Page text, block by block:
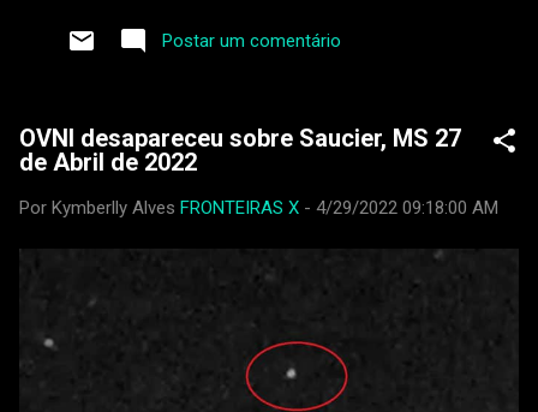
padrões frouxos na fábrica da empresa em Wichita, Kansas.
Ele acusou um fornecedor da Boeing de ignorar defeitos na
peças para a Boeing, chamada Spirit AeroSystems. Ele perdeu
o emprego em abril de 2023. Duas semanas atrás, ele teve
dificuldade para respirar e teve que ir ao hospital. Sua saúde
Ele também pegou pneumonia e uma infecção bacteriana
grave chamada MRSA. Os médicos descobriram que ele
também teve um derrame. Dean tinha os mesmos advogados
de outra pessoa...
Postar um comentário
OVNI desapareceu sobre Saucier, MS 27
de Abril de 2022
Por Kymberlly Alves FRONTEIRAS X - 4/29/2022 09:18:00 AM